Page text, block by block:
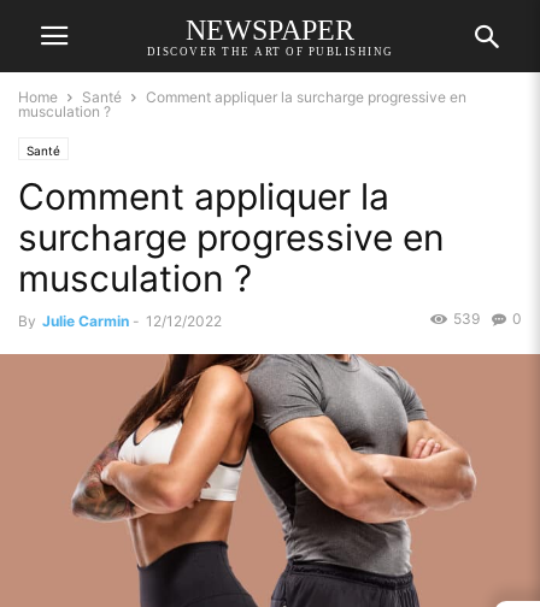
NEWSPAPER
DISCOVER THE ART OF PUBLISHING
Home Santé
Comment appliquer la surcharge progressive en
musculation ?
Santé
Comment appliquer la
surcharge progressive en
musculation ?
By Julie Carmin - 12/12/2022 0
539